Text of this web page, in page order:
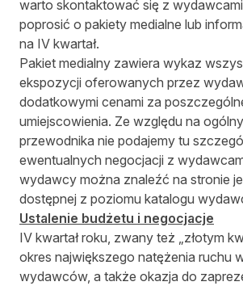
warto skontaktować się z
poprosić o pakiety medialne lub
na IV kwartał.
Pakiet medialny zawiera wykaz
ekspozycji oferowanych przez
dodatkowymi cenami za
umiejscowienia. Ze względu na
przewodnika nie podajemy tu
ewentualnych negocjacji z
wydawcy można znaleźć na stronie
dostępnej z poziomu katalogu
Ustalenie budżetu i negocjacje
IV kwartał roku, zwany też „złotym
okres największego natężenia ruchu
wydawców, a także okazja do